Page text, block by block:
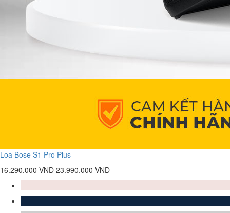
Loa Bose S1 Pro Plus
16.290.000 VNĐ 23.990.000 VNĐ